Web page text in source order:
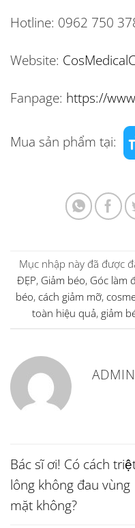
Hotline: 0962 750
Website:
Fanpage: https://
Mua sản phẩm tại:
Mục nhập này đã được
ĐẸP, Giảm béo, Góc làm
béo,cách giảm mỡ,
toàn hiệu quả,giảm
ADMIN
Bác sĩ ơi! Có cách
lông không đau vùng
mặt không?